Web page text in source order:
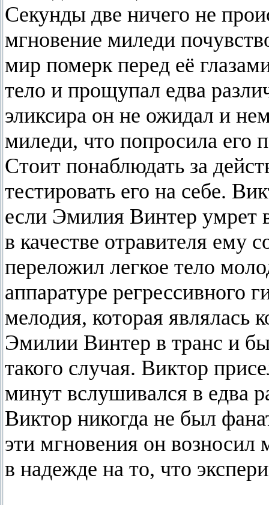
Секунды две ничего не
мгновение миледи
мир померк перед её
тело и прощупал едва
эликсира он не ожидал и
миледи, что попросила его
Стоит понаблюдать за
тестировать его на себе.
если Эмилия Винтер умрет
в качестве отравителя ему
переложил легкое тело
аппаратуре регрессивного
мелодия, которая являлась
Эмилии Винтер в транс и
такого случая. Виктор
минут вслушивался в едва
Виктор никогда не был
эти мгновения он
в надежде на то, что